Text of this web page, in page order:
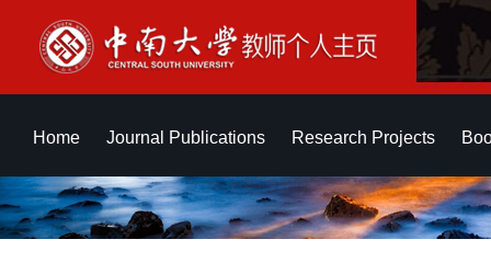
Home Journal Publications Research Projects